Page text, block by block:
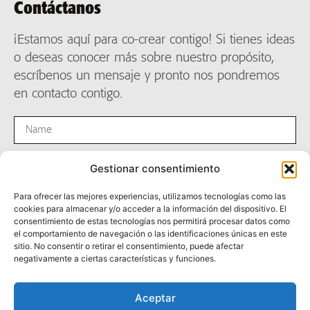
Gestionar consentimiento
Para ofrecer las mejores experiencias, utilizamos tecnologías como las
cookies para almacenar y/o acceder a la información del dispositivo. El
consentimiento de estas tecnologías nos permitirá procesar datos como
el comportamiento de navegación o las identificaciones únicas en este
sitio. No consentir o retirar el consentimiento, puede afectar
negativamente a ciertas características y funciones.
Aceptar
Contáctanos
¡Estamos aquí para co-crear contigo! Si tienes ideas
o deseas conocer más sobre nuestro propósito,
escríbenos un mensaje y pronto nos pondremos
en contacto contigo.